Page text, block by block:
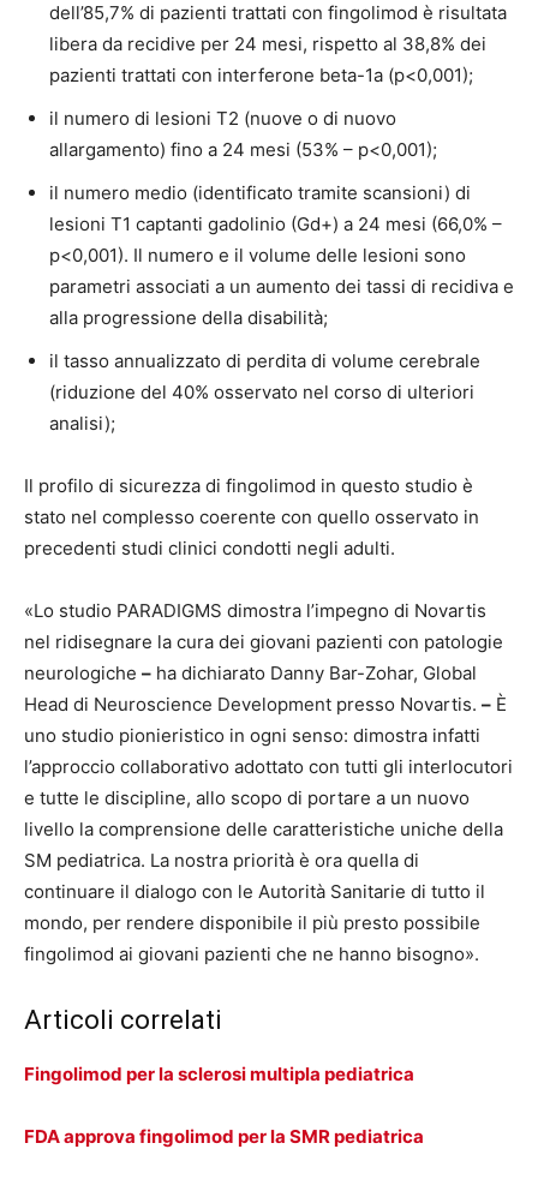
dell’85,7% di pazienti trattati con fingolimod è risultata
libera da recidive per 24 mesi, rispetto al 38,8% dei
pazienti trattati con interferone beta-1a (p<0,001);
il numero di lesioni T2 (nuove o di nuovo
allargamento) fino a 24 mesi (53% – p<0,001);
il numero medio (identificato tramite scansioni) di
lesioni T1 captanti gadolinio (Gd+) a 24 mesi (66,0% –
p<0,001). Il numero e il volume delle lesioni sono
parametri associati a un aumento dei tassi di recidiva e
alla progressione della disabilità;
il tasso annualizzato di perdita di volume cerebrale
(riduzione del 40% osservato nel corso di ulteriori
analisi);
Il profilo di sicurezza di fingolimod in questo studio è
stato nel complesso coerente con quello osservato in
precedenti studi clinici condotti negli adulti.
«Lo studio PARADIGMS dimostra l’impegno di Novartis
nel ridisegnare la cura dei giovani pazienti con patologie
neurologiche – ha dichiarato Danny Bar-Zohar, Global
Head di Neuroscience Development presso Novartis. – È
uno studio pionieristico in ogni senso: dimostra infatti
l’approccio collaborativo adottato con tutti gli interlocutori
e tutte le discipline, allo scopo di portare a un nuovo
livello la comprensione delle caratteristiche uniche della
SM pediatrica. La nostra priorità è ora quella di
continuare il dialogo con le Autorità Sanitarie di tutto il
mondo, per rendere disponibile il più presto possibile
fingolimod ai giovani pazienti che ne hanno bisogno».
Articoli correlati
Fingolimod per la sclerosi multipla pediatrica
FDA approva fingolimod per la SMR pediatrica